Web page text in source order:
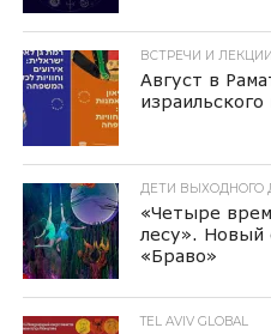
ВСТРЕЧИ И ЛЕКЦИИ
Август в
израильского
ДЕТИ ВЫХОДНОГО
«Четыре
лесу». Новый
«Браво»
TEL AVIV GLOBAL